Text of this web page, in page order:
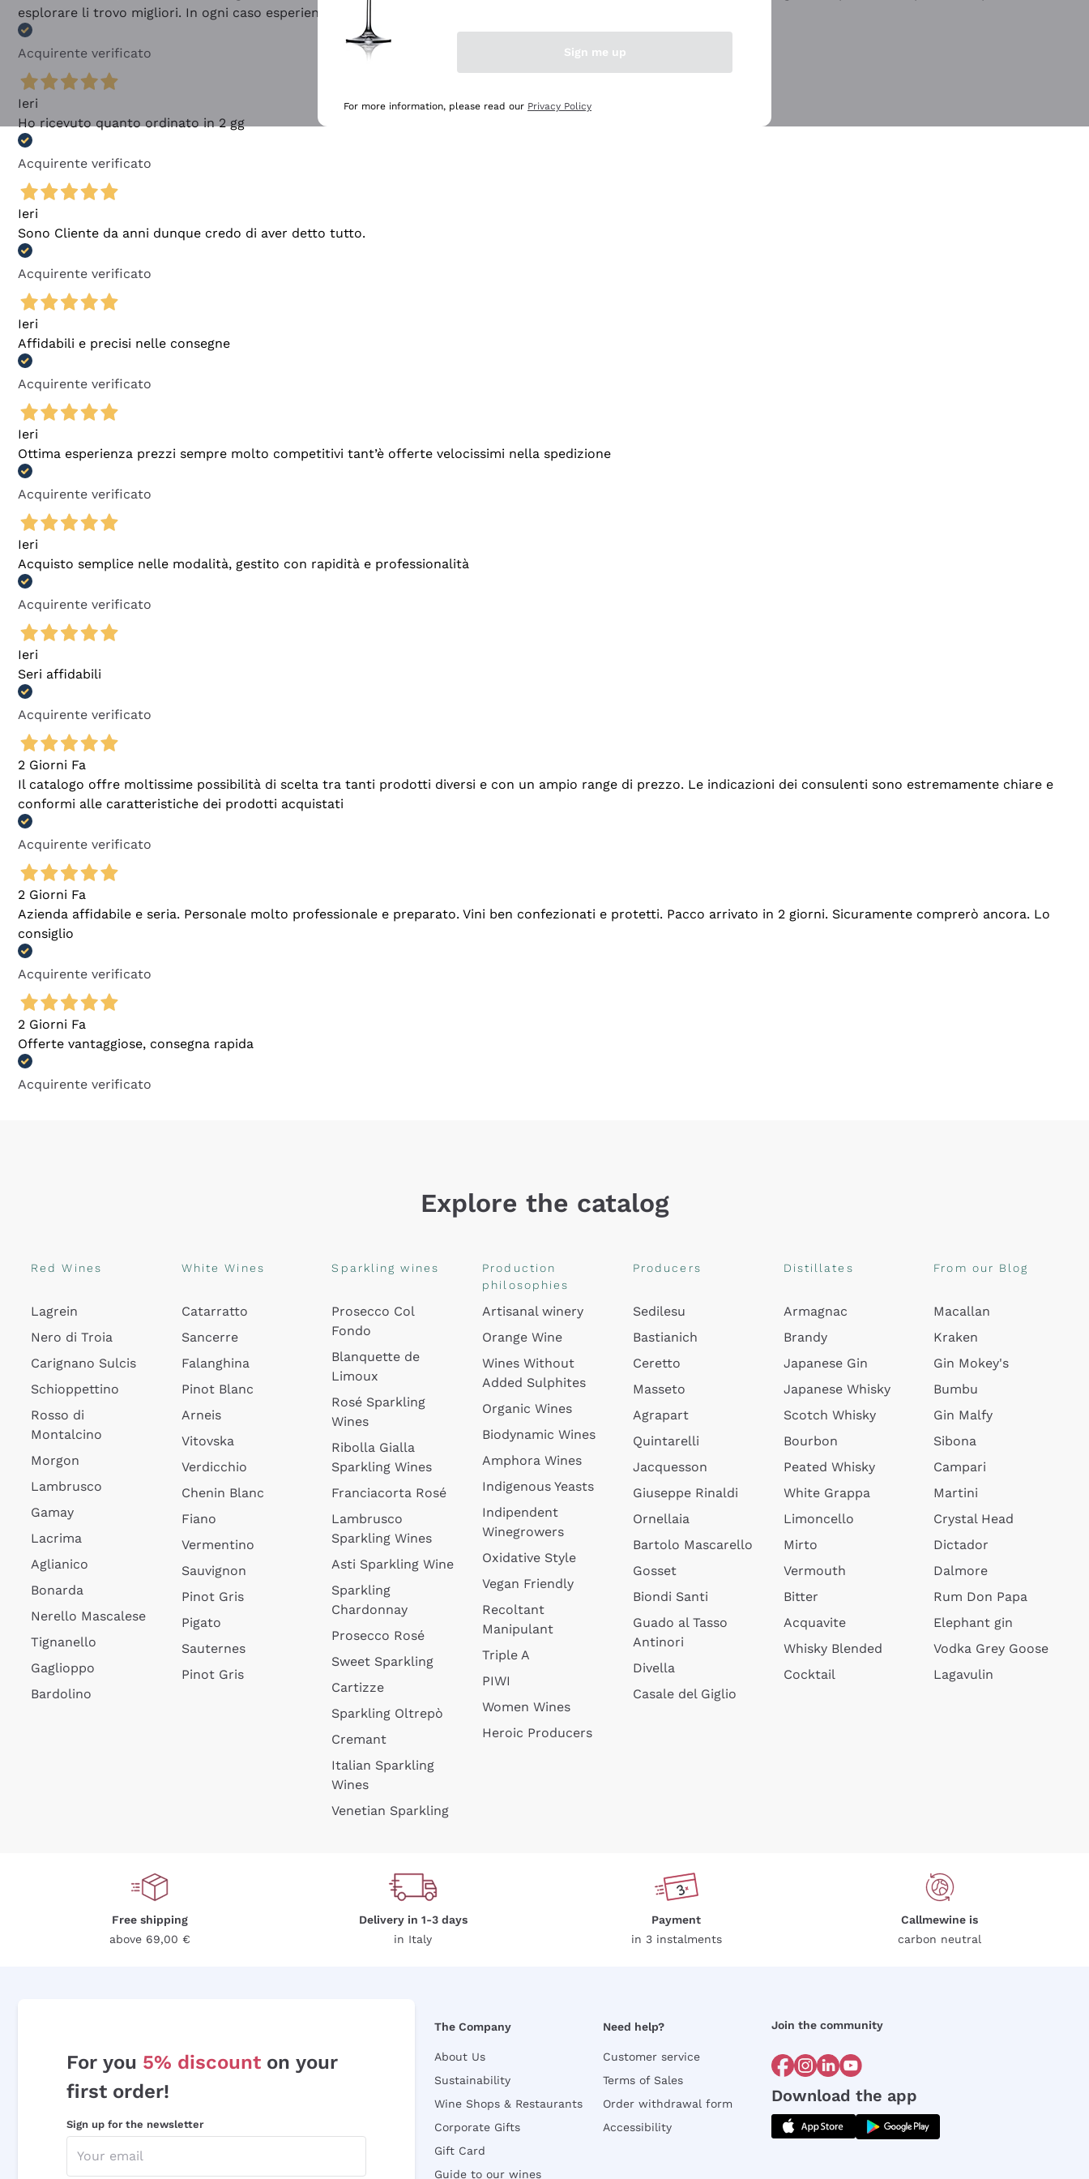
esplorare li trovo migliori. In ogni caso esperienza buona e lo consiglio! 👍
Acquirente verificato
Ieri
Ho ricevuto quanto ordinato in 2 gg
Acquirente verificato
Ieri
Sono Cliente da anni dunque credo di aver detto tutto.
Acquirente verificato
Ieri
Affidabili e precisi nelle consegne
Acquirente verificato
Ieri
Ottima esperienza prezzi sempre molto competitivi tant’è offerte velocissimi nella spedizione
Acquirente verificato
Ieri
Acquisto semplice nelle modalità, gestito con rapidità e professionalità
Acquirente verificato
Ieri
Seri affidabili
Acquirente verificato
2 Giorni Fa
Il catalogo offre moltissime possibilità di scelta tra tanti prodotti diversi e con un ampio range di prezzo. Le indicazioni dei consulenti sono estremamente chiare e
conformi alle caratteristiche dei prodotti acquistati
Acquirente verificato
2 Giorni Fa
Azienda affidabile e seria. Personale molto professionale e preparato. Vini ben confezionati e protetti. Pacco arrivato in 2 giorni. Sicuramente comprerò ancora. Lo
consiglio
Acquirente verificato
2 Giorni Fa
Offerte vantaggiose, consegna rapida
Acquirente verificato
Explore the catalog
Red Wines
Lagrein
Nero di Troia
Carignano Sulcis
Schioppettino
Rosso di
Montalcino
Morgon
Lambrusco
Gamay
Lacrima
Aglianico
Bonarda
Nerello Mascalese
Tignanello
Gaglioppo
Bardolino
White Wines
Catarratto
Sancerre
Falanghina
Pinot Blanc
Arneis
Vitovska
Verdicchio
Chenin Blanc
Fiano
Vermentino
Sauvignon
Pinot Gris
Pigato
Sauternes
Pinot Gris
Sparkling wines
Prosecco Col
Fondo
Blanquette de
Limoux
Rosé Sparkling
Wines
Ribolla Gialla
Sparkling Wines
Franciacorta Rosé
Lambrusco
Sparkling Wines
Asti Sparkling Wine
Sparkling
Chardonnay
Prosecco Rosé
Sweet Sparkling
Cartizze
Sparkling Oltrepò
Cremant
Italian Sparkling
Wines
Venetian Sparkling
Production
philosophies
Artisanal winery
Orange Wine
Wines Without
Added Sulphites
Organic Wines
Biodynamic Wines
Amphora Wines
Indigenous Yeasts
Indipendent
Winegrowers
Oxidative Style
Vegan Friendly
Recoltant
Manipulant
Triple A
PIWI
Women Wines
Heroic Producers
Producers
Sedilesu
Bastianich
Ceretto
Masseto
Agrapart
Quintarelli
Jacquesson
Giuseppe Rinaldi
Ornellaia
Bartolo Mascarello
Gosset
Biondi Santi
Guado al Tasso
Antinori
Divella
Casale del Giglio
Distillates
Armagnac
Brandy
Japanese Gin
Japanese Whisky
Scotch Whisky
Bourbon
Peated Whisky
White Grappa
Limoncello
Mirto
Vermouth
Bitter
Acquavite
Whisky Blended
Cocktail
From our Blog
Macallan
Kraken
Gin Mokey's
Bumbu
Gin Malfy
Sibona
Campari
Martini
Crystal Head
Dictador
Dalmore
Rum Don Papa
Elephant gin
Vodka Grey Goose
Lagavulin
Free shipping
above 69,00 €
Delivery in 1-3 days
in Italy
Payment
in 3 instalments
Callmewine is
carbon neutral
For you 5% discount on your
first order!
Sign up for the newsletter
The Company
About Us
Sustainability
Wine Shops & Restaurants
Corporate Gifts
Gift Card
Guide to our wines
Need help?
Customer service
Terms of Sales
Order withdrawal form
Accessibility
Join the community
Download the app
Sign me up
For more information, please read our Privacy Policy